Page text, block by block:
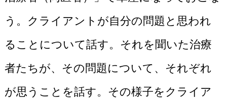
う。クライアントが自分の問題と思われ
ることについて話す。それを聞いた治療
者たちが、その問題について、それぞれ
が思うことを話す。その様子をクライア